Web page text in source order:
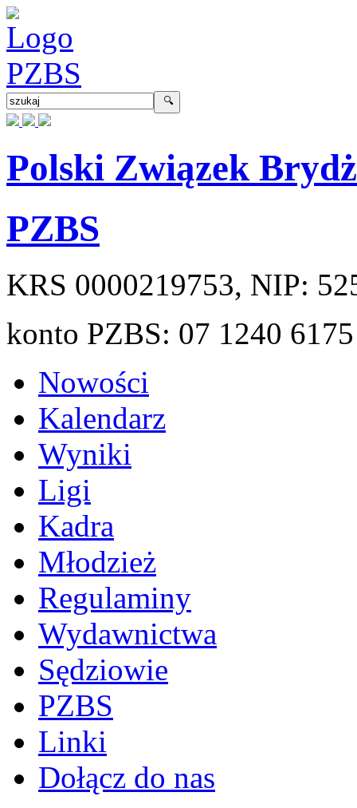
Polski Związek
PZBS
KRS 0000219753, NIP:
konto PZBS: 07 1240
Nowości
Kalendarz
Wyniki
Ligi
Kadra
Młodzież
Regulaminy
Wydawnictwa
Sędziowie
PZBS
Linki
Dołącz do nas